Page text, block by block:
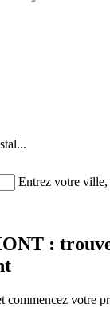
Entrez votre ville,
:
commencez votre